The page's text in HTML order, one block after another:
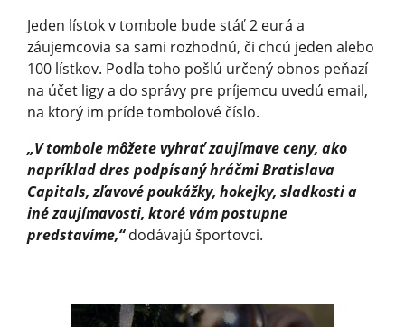
Jeden lístok v tombole bude stáť 2 eurá a
záujemcovia sa sami rozhodnú, či chcú jeden alebo
100 lístkov. Podľa toho pošlú určený obnos peňazí
na účet ligy a do správy pre príjemcu uvedú email,
na ktorý im príde tombolové číslo.
„V tombole môžete vyhrať zaujímave ceny, ako
napríklad dres podpísaný hráčmi Bratislava
Capitals, zľavové poukážky, hokejky, sladkosti a
iné zaujímavosti, ktoré vám postupne
predstavíme,“dodávajú športovci.